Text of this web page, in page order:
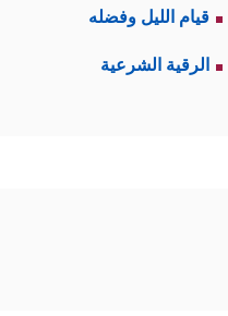
قيام الليل وفضله
الرقية الشرعية